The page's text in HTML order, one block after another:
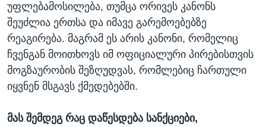
უფლებამოსილება, თუმცა ორივეს კანონს
შეუძლია ერთსა და იმავე გარემოებებზე
რეაგირება. მაგრამ ეს არის კანონი, რომელიც
ჩვენგან მოითხოვს იმ ოფიციალური პირებისთვის
მოგზაურობის შეზღუდვას, რომლებიც ჩართული
იყვნენ მსგავს ქმედებებში.
მას შემდეგ რაც დაწესდება სანქციები,